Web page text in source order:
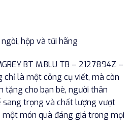
hộp và tũi hãng
BT M.BLU TB – 2127894Z –
chỉ là một công cụ viết, mà còn
tặng cho bạn bè, người thân
sang trọng và chất lượng vượt
một món quà đáng giá trong mọi